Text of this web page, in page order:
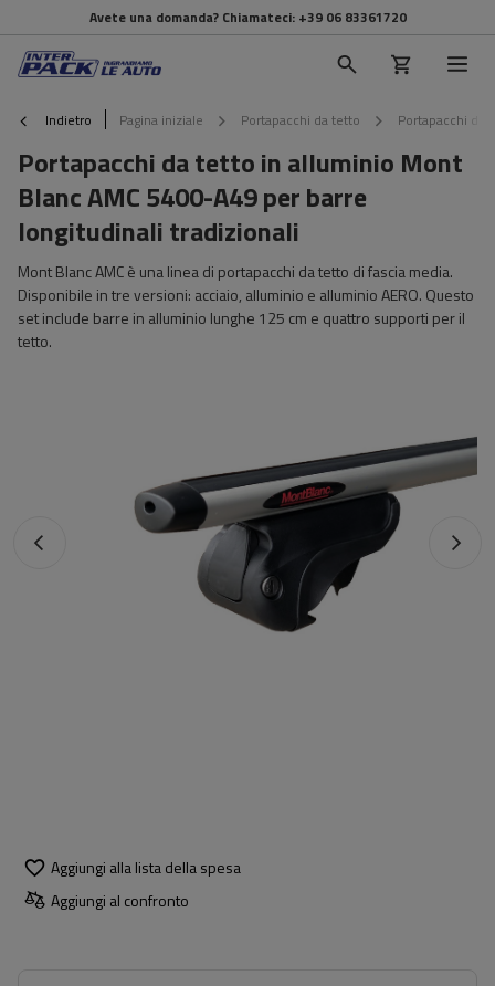
Avete una domanda? Chiamateci: +39 06 83361720
Indietro Pagina iniziale Portapacchi da tetto Portapacchi da
Portapacchi da tetto in alluminio Mont
Blanc AMC 5400-A49 per barre
longitudinali tradizionali
Mont Blanc AMC è una linea di portapacchi da tetto di fascia media.
Disponibile in tre versioni: acciaio, alluminio e alluminio AERO. Questo
set include barre in alluminio lunghe 125 cm e quattro supporti per il
tetto.
Aggiungi alla lista della spesa
Aggiungi al confronto